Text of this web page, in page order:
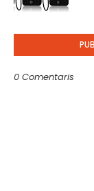
0 Comentaris